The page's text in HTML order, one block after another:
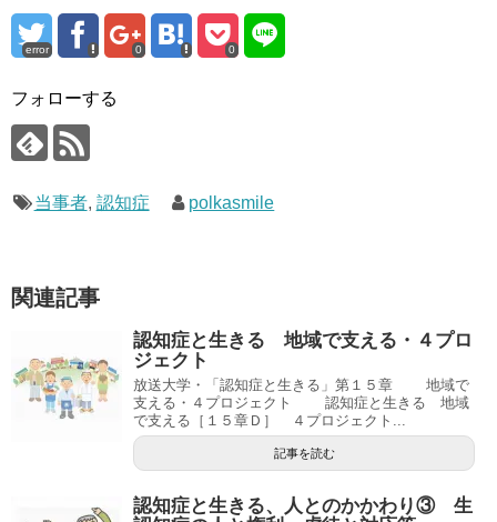
error 0 0
フォローする
当事者, 認知症 polkasmile
関連記事
認知症と生きる 地域で支える・４プロ
ジェクト
放送大学・「認知症と生きる」第１５章 地域で
支える・４プロジェクト 認知症と生きる 地域
で支える［１５章Ｄ］ ４プロジェクト...
記事を読む
認知症と生きる、人とのかかわり③ 生